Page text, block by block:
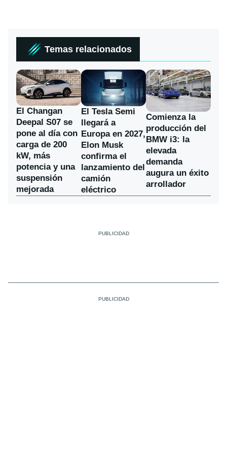
Temas relacionados
El Changan
Deepal S07 se
pone al día con
carga de 200
kW, más
potencia y una
suspensión
mejorada
El Tesla Semi
llegará a
Europa en 2027,
Elon Musk
confirma el
lanzamiento del
camión
eléctrico
Comienza la
producción del
BMW i3: la
elevada
demanda
augura un éxito
arrollador